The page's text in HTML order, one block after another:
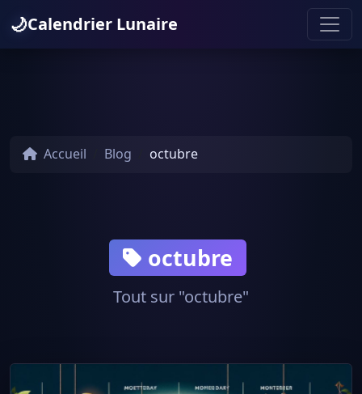
🌙Calendrier Lunaire
Accueil Blog octubre
octubre
Tout sur "octubre"